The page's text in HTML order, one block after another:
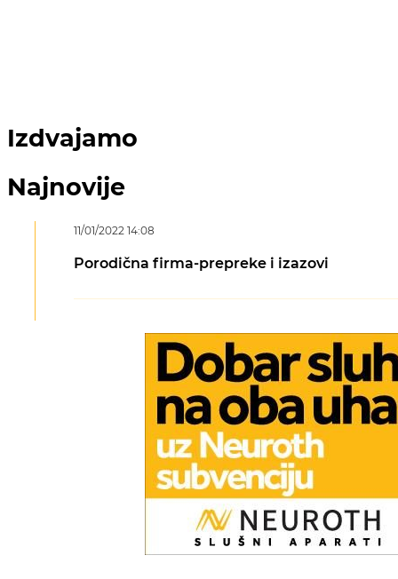
Izdvajamo
Najnovije
Porodična firma-prepreke i izazovi
11/01/2022 14:08